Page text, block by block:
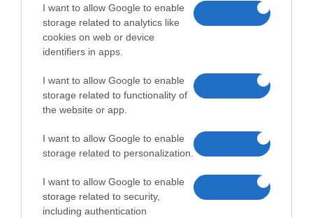
I want to allow Google to enable
storage related to analytics like
cookies on web or device
identifiers in apps.
I want to allow Google to enable
storage related to functionality of
the website or app.
I want to allow Google to enable
storage related to personalization.
I want to allow Google to enable
storage related to security,
including authentication